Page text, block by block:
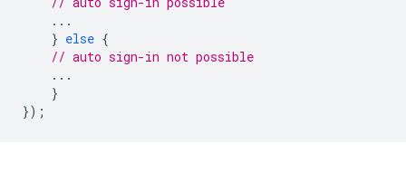
...
} else {
// auto sign-in not possible
...
}
});